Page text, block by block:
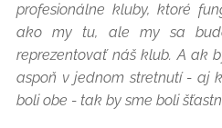
profesionálne kluby, ktoré
ako my tu, ale my sa
reprezentovať náš klub. A ak
aspoň v jednom stretnutí - aj
boli obe - tak by sme boli